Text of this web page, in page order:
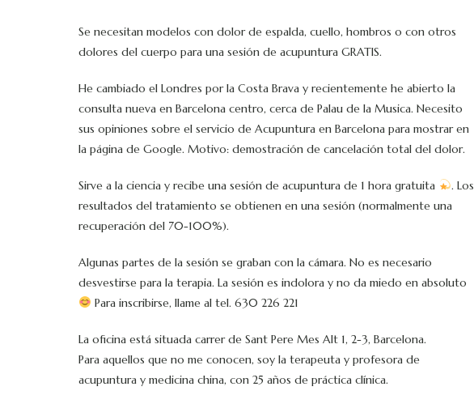
Se necesitan modelos con dolor de espalda, cuello, hombros o con otros
dolores del cuerpo para una sesión de acupuntura GRATIS.
He cambiado el Londres por la Costa Brava y recientemente he abierto la
consulta nueva en Barcelona centro, cerca de Palau de la Musica. Necesito
sus opiniones sobre el servicio de Acupuntura en Barcelona para mostrar en
la página de Google. Motivo: demostración de cancelación total del dolor.
Sirve a la ciencia y recibe una sesión de acupuntura de 1 hora gratuita
. Los
resultados del tratamiento se obtienen en una sesión (normalmente una
recuperación del 70-100%).
Algunas partes de la sesión se graban con la cámara. No es necesario
desvestirse para la terapia. La sesión es indolora y no da miedo en absoluto
Para inscribirse, llame al tel. 630 226 221
La oficina está situada carrer de Sant Pere Mes Alt 1, 2-3, Barcelona.
Para aquellos que no me conocen, soy la terapeuta y profesora de
acupuntura y medicina china, con 25 años de práctica clínica.